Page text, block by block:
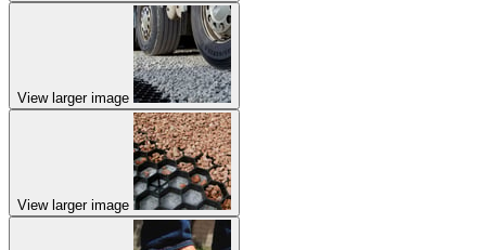
View larger image
View larger image